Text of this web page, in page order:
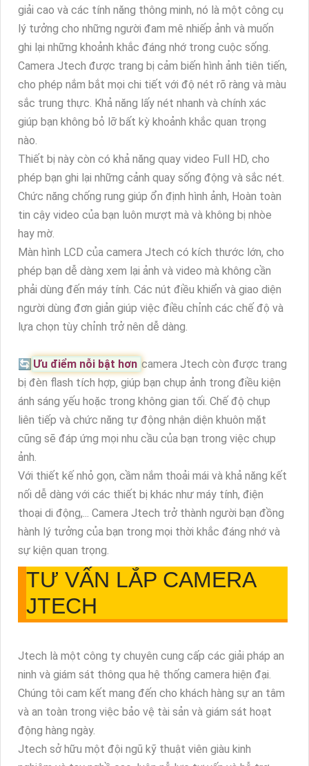
giải cao và các tính năng thông minh, nó là một công cụ
lý tưởng cho những người đam mê nhiếp ảnh và muốn
ghi lại những khoảnh khắc đáng nhớ trong cuộc sống.
Camera Jtech được trang bị cảm biến hình ảnh tiên tiến,
cho phép nắm bắt mọi chi tiết với độ nét rõ ràng và màu
sắc trung thực. Khả năng lấy nét nhanh và chính xác
giúp bạn không bỏ lỡ bất kỳ khoảnh khắc quan trọng
nào.
Thiết bị này còn có khả năng quay video Full HD, cho
phép bạn ghi lại những cảnh quay sống động và sắc nét.
Chức năng chống rung giúp ổn định hình ảnh, Hoàn toàn
tin cậy video của bạn luôn mượt mà và không bị nhòe
hay mờ.
Màn hình LCD của camera Jtech có kích thước lớn, cho
phép bạn dễ dàng xem lại ảnh và video mà không cần
phải dùng đến máy tính. Các nút điều khiển và giao diện
người dùng đơn giản giúp việc điều chỉnh các chế độ và
lựa chọn tùy chỉnh trở nên dễ dàng.
🔄 Ưu điểm nỗi bật hơn camera Jtech còn được trang
bị đèn flash tích hợp, giúp bạn chụp ảnh trong điều kiện
ánh sáng yếu hoặc trong không gian tối. Chế độ chụp
liên tiếp và chức năng tự động nhận diện khuôn mặt
cũng sẽ đáp ứng mọi nhu cầu của bạn trong việc chụp
ảnh.
Với thiết kế nhỏ gọn, cầm nắm thoải mái và khả năng kết
nối dễ dàng với các thiết bị khác như máy tính, điện
thoại di động,... Camera Jtech trở thành người bạn đồng
hành lý tưởng của bạn trong mọi thời khắc đáng nhớ và
sự kiện quan trọng.
TƯ VẤN LẮP CAMERA
JTECH
Jtech là một công ty chuyên cung cấp các giải pháp an
ninh và giám sát thông qua hệ thống camera hiện đại.
Chúng tôi cam kết mang đến cho khách hàng sự an tâm
và an toàn trong việc bảo vệ tài sản và giám sát hoạt
động hàng ngày.
Jtech sở hữu một đội ngũ kỹ thuật viên giàu kinh